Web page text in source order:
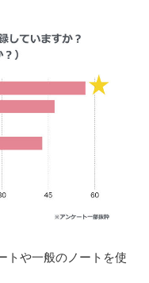
トや一般のノートを使